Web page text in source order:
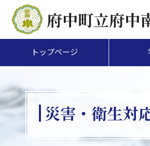
府中町立府中
トップページ
災害・衛生対